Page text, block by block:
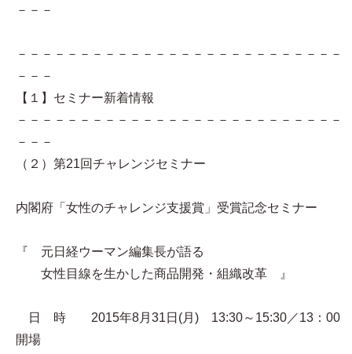
－－－
－－－－－－－－－－－－－－－－－－－－－－－－－－
－－－
【１】セミナー新着情報
－－－－－－－－－－－－－－－－－－－－－－－－－－
－－－
（２）第21回チャレンジセミナー
内閣府「女性のチャレンジ支援賞」受賞記念セミナー
『 元日経ウーマン編集長が語る
女性目線を生かした商品開発・組織改革 』
日 時 2015年8月31日(月) 13:30～15:30／13：00
開場